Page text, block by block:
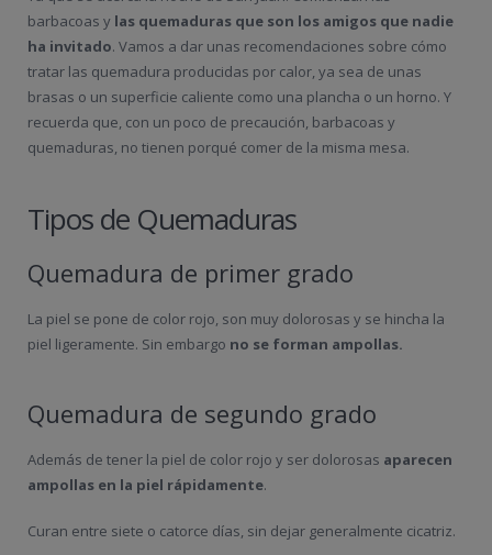
barbacoas y las quemaduras que son los amigos que nadie
ha invitado. Vamos a dar unas recomendaciones sobre cómo
tratar las quemadura producidas por calor, ya sea de unas
brasas o un superficie caliente como una plancha o un horno. Y
recuerda que, con un poco de precaución, barbacoas y
quemaduras, no tienen porqué comer de la misma mesa.
Tipos de Quemaduras
Quemadura de primer grado
La piel se pone de color rojo, son muy dolorosas y se hincha la
piel ligeramente. Sin embargo no se forman ampollas.
Quemadura de segundo grado
Además de tener la piel de color rojo y ser dolorosas aparecen
ampollas en la piel rápidamente.
Curan entre siete o catorce días, sin dejar generalmente cicatriz.